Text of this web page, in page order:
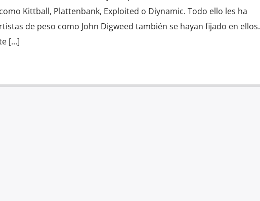
Kittball, Plattenbank, Exploited o Diynamic. Todo ello les ha
de peso como John Digweed también se hayan fijado en ellos.
[…]